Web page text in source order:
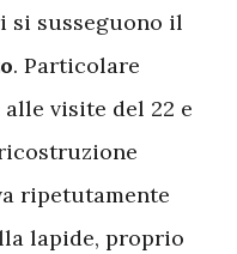
si susseguono il
. Particolare
visite del 22 e
ripetutamente
lapide, proprio